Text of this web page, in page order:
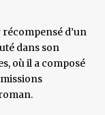
d’un
dans son
où il a composé